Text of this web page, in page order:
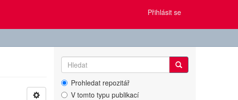
Přihlásit se
Prohledat repozitář
V tomto typu publikací